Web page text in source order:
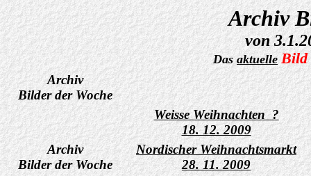
Archiv
von
Dasaktuelle Bild
Archiv
Bilder der Woche
Weisse Weihnachten ?
18. 12. 2009
Archiv
Bilder der Woche
Nordischer Weihnachtsmarkt
28. 11. 2009